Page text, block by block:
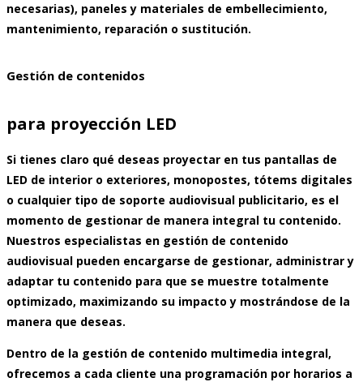
necesarias), paneles y materiales de embellecimiento,
mantenimiento, reparación o sustitución.
Gestión de contenidos
para proyección LED
Si tienes claro qué deseas proyectar en tus pantallas de
LED de interior o exteriores, monopostes, tótems digitales
o cualquier tipo de soporte audiovisual publicitario, es el
momento de gestionar de manera integral tu contenido.
Nuestros especialistas en gestión de contenido
audiovisual pueden encargarse de gestionar, administrar y
adaptar tu contenido para que se muestre totalmente
optimizado, maximizando su impacto y mostrándose de la
manera que deseas.
Dentro de la gestión de contenido multimedia integral,
ofrecemos a cada cliente una programación por horarios a